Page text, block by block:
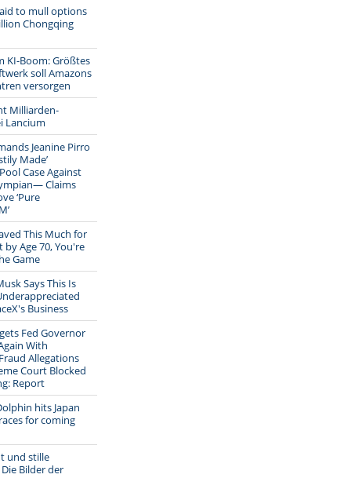
to mull options
Chongqing
KI-Boom: Größtes
soll Amazons
versorgen
Milliarden-
Lancium
Jeanine Pirro
Made’
Case Against
Claims
‘Pure
This Much for
by Age 70, You're
Game
Says This Is
Business
Fed Governor
With
Allegations
Court Blocked
Report
hits Japan
for coming
und stille
Bilder der